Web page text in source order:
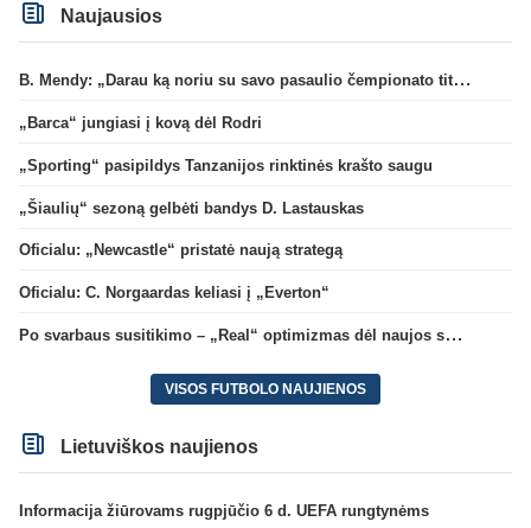
Naujausios
B. Mendy: „Darau ką noriu su savo pasaulio čempionato titulu“
„Barca“ jungiasi į kovą dėl Rodri
„Sporting“ pasipildys Tanzanijos rinktinės krašto saugu
„Šiaulių“ sezoną gelbėti bandys D. Lastauskas
Oficialu: „Newcastle“ pristatė naują strategą
Oficialu: C. Norgaardas keliasi į „Everton“
Po svarbaus susitikimo – „Real“ optimizmas dėl naujos sutarties su Viniciumi
VISOS FUTBOLO NAUJIENOS
Lietuviškos naujienos
Informacija žiūrovams rugpjūčio 6 d. UEFA rungtynėms